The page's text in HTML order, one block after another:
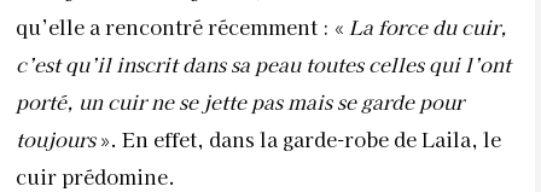
qu’elle a rencontré récemment : « La force du cuir,
c’est qu’il inscrit dans sa peau toutes celles qui l’ont
porté, un cuir ne se jette pas mais se garde pour
toujours». En effet, dans la garde-robe de Laila, le
cuir prédomine.